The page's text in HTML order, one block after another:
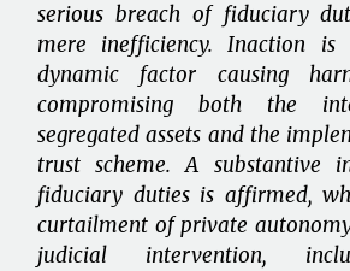
serious breach of fiduciary
mere inefficiency. Inaction
dynamic factor causing
compromising both the
segregated assets and the
trust scheme. A substantive
fiduciary duties is affirmed,
curtailment of private
judicial intervention,